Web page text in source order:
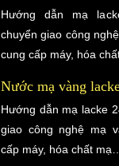
Hướng dẫn mạ
chuyển giao công
cung cấp máy, hóa
Nước mạ vàng
Hướng dẫn mạ lacke
giao công nghệ mạ
cấp máy, hóa chất mạ…